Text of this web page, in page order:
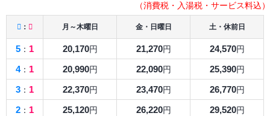
（消費税・入湯税・サービス料込）
： 月～木曜日 金・日曜日 土・休前日
5 ： 1 20,170円 21,270円 24,570円
4： 1 20,990円 22,090円 25,390円
3 ： 1 22,370円 23,470円 26,770円
2 ： 1 25,120円 26,220円 29,520円